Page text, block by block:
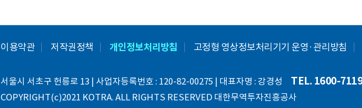
TOP
이용약관 저작권정책 개인정보처리방침 고정형 영상정보처리기기 운영·관리방침
서울시 서초구 헌릉로 13 | 사업자등록번호 : 120-82-00275 | 대표자명 : 강경성 TEL. 1600-7119
COPYRIGHT(c)2021 KOTRA. ALL RIGHTS RESERVED 대한무역투자진흥공사